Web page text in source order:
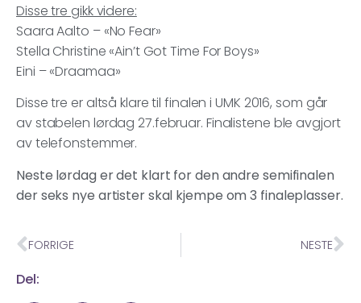
Disse tre gikk videre:
Saara Aalto – «No Fear»
Stella Christine «Ain’t Got Time For Boys»
Eini – «Draamaa»
Disse tre er altså klare til finalen i UMK 2016, som går
av stabelen lørdag 27.februar. Finalistene ble avgjort
av telefonstemmer.
Neste lørdag er det klart for den andre semifinalen
der seks nye artister skal kjempe om 3 finaleplasser.
FORRIGE NESTE
Del: